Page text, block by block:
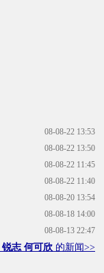
08-08-22 13:53
08-08-22 13:50
08-08-22 11:45
08-08-22 11:40
08-08-20 13:54
08-08-18 14:00
08-08-13 22:47
锐志 何可欣 的新闻>>